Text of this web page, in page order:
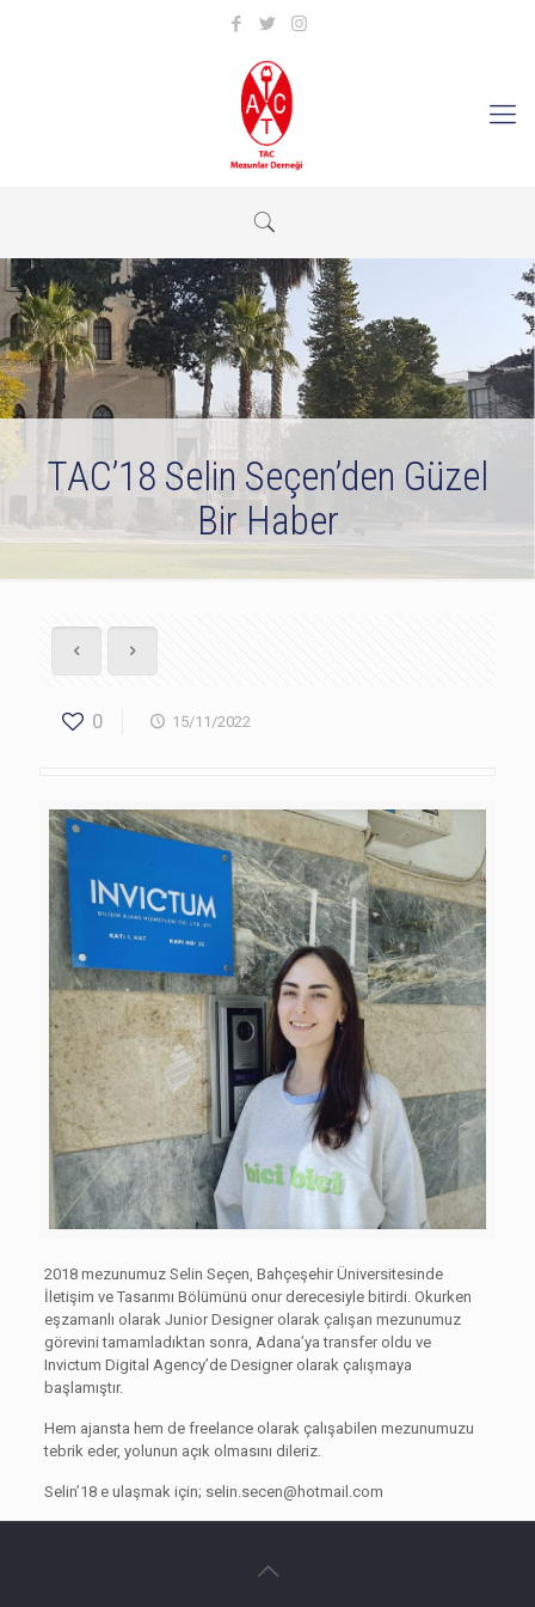
TAC’18 Selin Seçen’den Güzel
Bir Haber
0 15/11/2022
2018 mezunumuz Selin Seçen, Bahçeşehir Üniversitesinde
İletişim ve Tasarımı Bölümünü onur derecesiyle bitirdi. Okurken
eşzamanlı olarak Junior Designer olarak çalışan mezunumuz
görevini tamamladıktan sonra, Adana’ya transfer oldu ve
Invictum Digital Agency’de Designer olarak çalışmaya
başlamıştır.
Hem ajansta hem de freelance olarak çalışabilen mezunumuzu
tebrik eder, yolunun açık olmasını dileriz.
Selin’18 e ulaşmak için; selin.secen@hotmail.com